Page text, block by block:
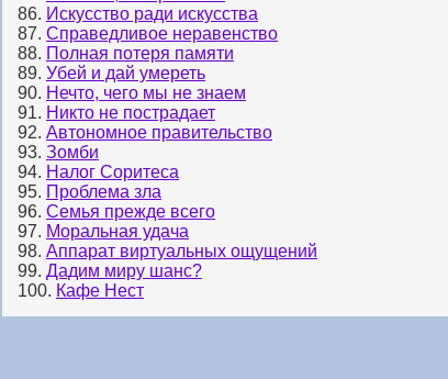
86. Искусство ради искусства
87. Справедливое неравенство
88. Полная потеря памяти
89. Убей и дай умереть
90. Нечто, чего мы не знаем
91. Никто не пострадает
92. Автономное правительство
93. Зомби
94. Налог Соритеса
95. Проблема зла
96. Семья прежде всего
97. Моральная удача
98. Аппарат виртуальных ощущений
99. Дадим миру шанс?
100. Кафе Нест